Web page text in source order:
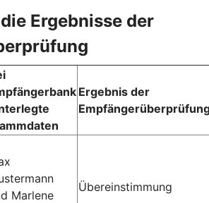
Ergebnisse der
Ergebnis der
Marlene
Übereinstimmung